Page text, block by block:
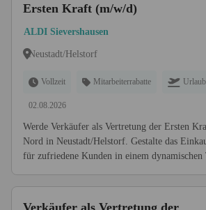
Ersten Kraft (m/w/d)
ALDI Sievershausen
Neustadt/Helstorf
Vollzeit Mitarbeiterrabatte
02.08.2026
Werde Verkäufer als Vertretung der Ersten
Nord in Neustadt/Helstorf. Gestalte das
für zufriedene Kunden in einem dynamischen
Verkäufer als Vertretung der